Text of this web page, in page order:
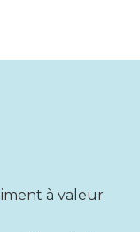
à valeur